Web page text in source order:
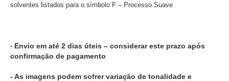
solventes listados para o símbolo F – Processo Suave
- Envio em até 2 dias úteis – considerar este prazo após
confirmação de pagamento
- As imagens podem sofrer variação de tonalidade e